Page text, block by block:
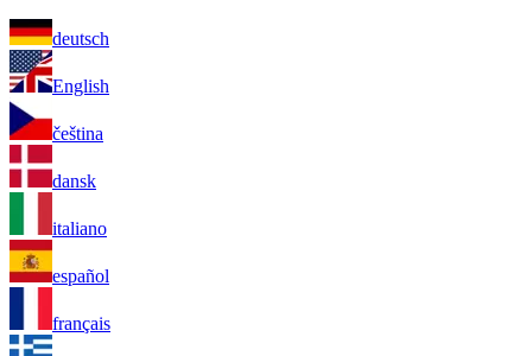
deutsch
English
čeština
dansk
italiano
español
français